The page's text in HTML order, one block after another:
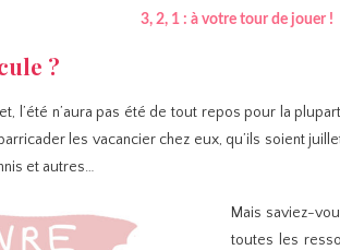
3, 2, 1 : à votre tour de jouer !
?
l’été n’aura pas été de tout repos pour la
les vacancier chez eux, qu’ils soient
et autres…
Mais saviez-
toutes les